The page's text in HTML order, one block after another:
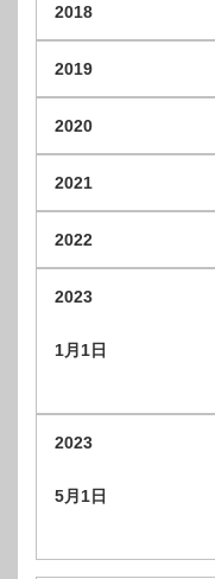
2018
2019
2020
2021
2022
2023
1月1日
2023
5月1日